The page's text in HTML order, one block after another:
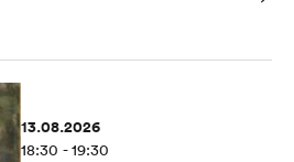
13.08.2026
18:30 - 19:30